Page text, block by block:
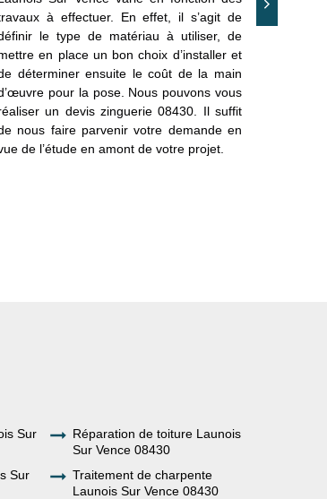
à effectuer. En effet, il s’agit de
le type de matériau à utiliser, de
en place un bon choix d’installer et
déterminer ensuite le coût de la main
pour la pose. Nous pouvons vous
un devis zinguerie 08430. Il suffit
nous faire parvenir votre demande en
de l’étude en amont de votre projet.
Sur
Réparation de toiture Launois
Sur Vence 08430
Sur
Traitement de charpente
Launois Sur Vence 08430